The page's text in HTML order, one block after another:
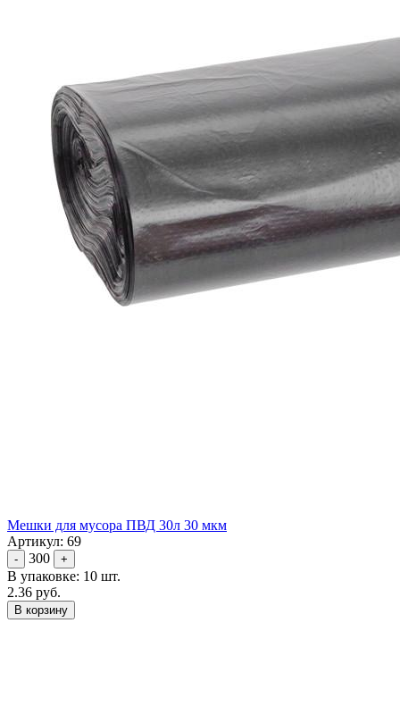
Мешки для мусора ПВД 30л 30 мкм
Артикул: 69
- 300 +
В упаковке: 10 шт.
2.36 руб.
В корзину